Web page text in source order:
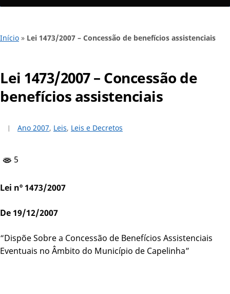
Início » Lei 1473/2007 – Concessão de benefícios assistenciais
Lei 1473/2007 – Concessão de
benefícios assistenciais
Ano 2007, Leis, Leis e Decretos
5
Lei nº 1473/2007
De 19/12/2007
“Dispõe Sobre a Concessão de Benefícios Assistenciais
Eventuais no Âmbito do Município de Capelinha”